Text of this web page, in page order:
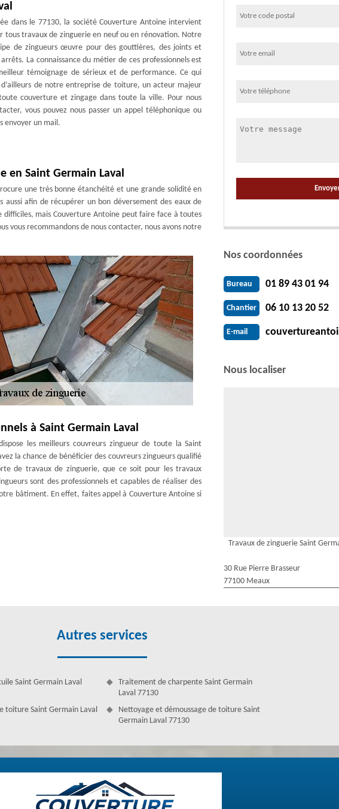
dans le 77130, la société Couverture Antoine intervient
tous travaux de zinguerie en neuf ou en rénovation. Notre
de zingueurs œuvre pour des gouttières, des joints et
arrêts. La connaissance du métier de ces professionnels est
témoignage de sérieux et de performance. Ce qui
de notre entreprise de toiture, un acteur majeur
couverture et zingage dans toute la ville. Pour nous
vous pouvez nous passer un appel téléphonique ou
envoyer un mail.
en Saint Germain Laval
une très bonne étanchéité et une grande solidité en
afin de récupérer un bon déversement des eaux de
mais Couverture Antoine peut faire face à toutes
vous recommandons de nous contacter, nous avons notre
à Saint Germain Laval
les meilleurs couvreurs zingueur de toute la Saint
la chance de bénéficier des couvreurs zingueurs qualifié
de travaux de zinguerie, que ce soit pour les travaux
sont des professionnels et capables de réaliser des
bâtiment. En effet, faites appel à Couverture Antoine si
– Saint Germain Laval
déverser pour éviter d’altérer votre toiture. L’installation
Nos coordonnées
Bureau 01 89 43 01 94
Chantier 06 10 13 20 52
E-mail
Nous localiser
Travaux de zinguerie Saint
30 Rue Pierre Brasseur
77100 Meaux
Autres services
Saint Germain Laval
toiture Saint Germain Laval
Traitement de charpente Saint Germain
Laval 77130
Nettoyage et démoussage de toiture Saint
Germain Laval 77130